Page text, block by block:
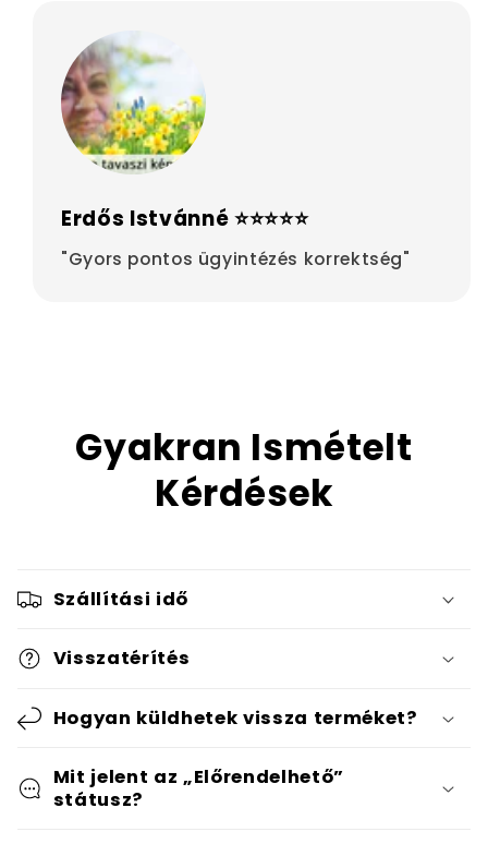
Erdős Istvánné ⭐⭐⭐⭐⭐
"Gyors pontos ügyintézés korrektség"
Gyakran Ismételt
Kérdések
Szállítási idő
Visszatérítés
Hogyan küldhetek vissza terméket?
Mit jelent az „Előrendelhető”
státusz?